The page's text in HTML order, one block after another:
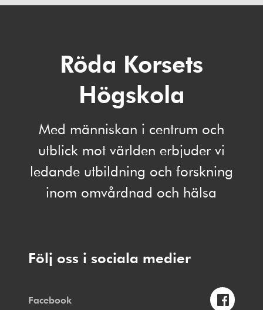
Röda Korsets
Högskola
Med människan i centrum och
utblick mot världen erbjuder vi
ledande utbildning och forskning
inom omvårdnad och hälsa
Följ oss i sociala medier
Facebook